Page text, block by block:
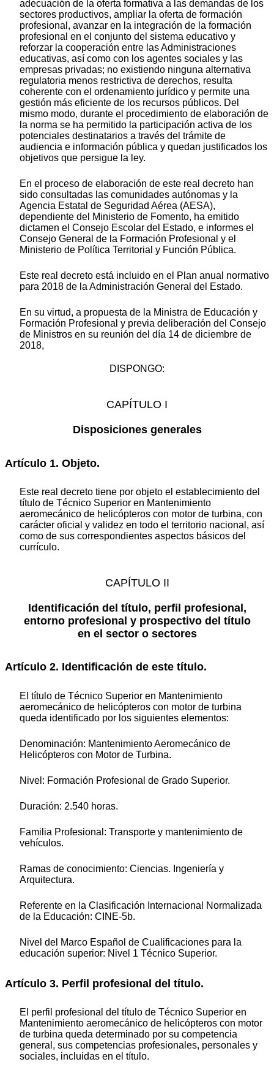
adecuación de la oferta formativa a las demandas de los
sectores productivos, ampliar la oferta de formación
profesional, avanzar en la integración de la formación
profesional en el conjunto del sistema educativo y
reforzar la cooperación entre las Administraciones
educativas, así como con los agentes sociales y las
empresas privadas; no existiendo ninguna alternativa
regulatoria menos restrictiva de derechos, resulta
coherente con el ordenamiento jurídico y permite una
gestión más eficiente de los recursos públicos. Del
mismo modo, durante el procedimiento de elaboración de
la norma se ha permitido la participación activa de los
potenciales destinatarios a través del trámite de
audiencia e información pública y quedan justificados los
objetivos que persigue la ley.
En el proceso de elaboración de este real decreto han
sido consultadas las comunidades autónomas y la
Agencia Estatal de Seguridad Aérea (AESA),
dependiente del Ministerio de Fomento, ha emitido
dictamen el Consejo Escolar del Estado, e informes el
Consejo General de la Formación Profesional y el
Ministerio de Política Territorial y Función Pública.
Este real decreto está incluido en el Plan anual normativo
para 2018 de la Administración General del Estado.
En su virtud, a propuesta de la Ministra de Educación y
Formación Profesional y previa deliberación del Consejo
de Ministros en su reunión del día 14 de diciembre de
2018,
DISPONGO:
CAPÍTULO I
Disposiciones generales
Artículo 1. Objeto.
Este real decreto tiene por objeto el establecimiento del
título de Técnico Superior en Mantenimiento
aeromecánico de helicópteros con motor de turbina, con
carácter oficial y validez en todo el territorio nacional, así
como de sus correspondientes aspectos básicos del
currículo.
CAPÍTULO II
Identificación del título, perfil profesional,
entorno profesional y prospectivo del título
en el sector o sectores
Artículo 2. Identificación de este título.
El título de Técnico Superior en Mantenimiento
aeromecánico de helicópteros con motor de turbina
queda identificado por los siguientes elementos:
Denominación: Mantenimiento Aeromecánico de
Helicópteros con Motor de Turbina.
Nivel: Formación Profesional de Grado Superior.
Duración: 2.540 horas.
Familia Profesional: Transporte y mantenimiento de
vehículos.
Ramas de conocimiento: Ciencias. Ingeniería y
Arquitectura.
Referente en la Clasificación Internacional Normalizada
de la Educación: CINE-5b.
Nivel del Marco Español de Cualificaciones para la
educación superior: Nivel 1 Técnico Superior.
Artículo 3. Perfil profesional del título.
El perfil profesional del título de Técnico Superior en
Mantenimiento aeromecánico de helicópteros con motor
de turbina queda determinado por su competencia
general, sus competencias profesionales, personales y
sociales, incluidas en el título.